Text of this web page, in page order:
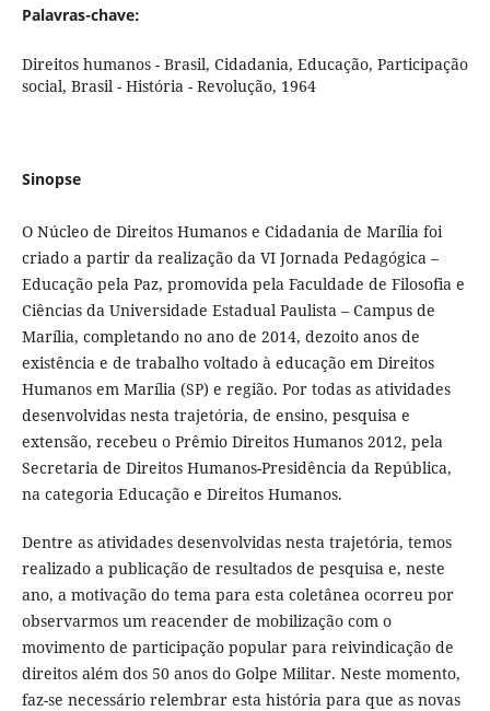
Palavras-chave:
Direitos humanos - Brasil, Cidadania, Educação, Participação
social, Brasil - História - Revolução, 1964
Sinopse
O Núcleo de Direitos Humanos e Cidadania de Marília foi
criado a partir da realização da VI Jornada Pedagógica –
Educação pela Paz, promovida pela Faculdade de Filosofia e
Ciências da Universidade Estadual Paulista – Campus de
Marília, completando no ano de 2014, dezoito anos de
existência e de trabalho voltado à educação em Direitos
Humanos em Marília (SP) e região. Por todas as atividades
desenvolvidas nesta trajetória, de ensino, pesquisa e
extensão, recebeu o Prêmio Direitos Humanos 2012, pela
Secretaria de Direitos Humanos-Presidência da República,
na categoria Educação e Direitos Humanos.
Dentre as atividades desenvolvidas nesta trajetória, temos
realizado a publicação de resultados de pesquisa e, neste
ano, a motivação do tema para esta coletânea ocorreu por
observarmos um reacender de mobilização com o
movimento de participação popular para reivindicação de
direitos além dos 50 anos do Golpe Militar. Neste momento,
faz-se necessário relembrar esta história para que as novas